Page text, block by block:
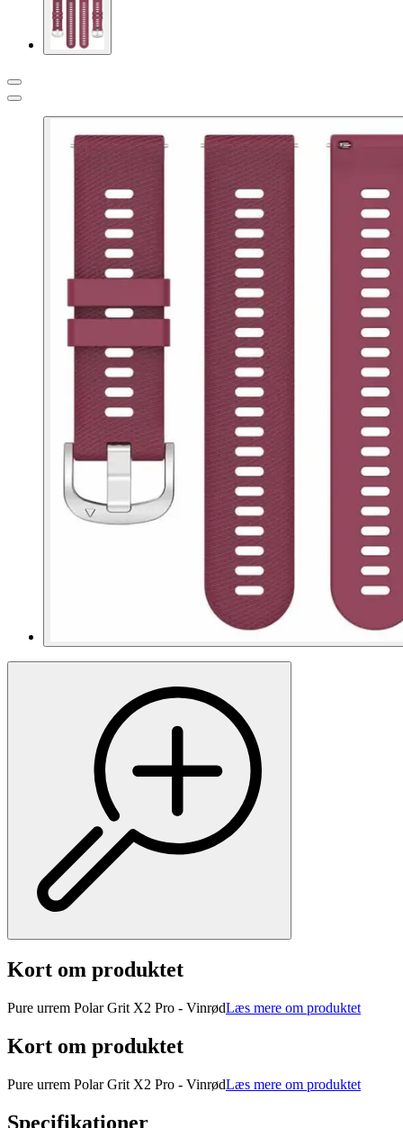
Kort om produktet
Pure urrem Polar Grit X2 Pro - VinrødLæs mere om produktet
Kort om produktet
Pure urrem Polar Grit X2 Pro - VinrødLæs mere om produktet
Specifikationer